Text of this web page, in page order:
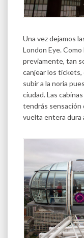
Una vez dejamos
London Eye.
previamente, tan
canjear los tickets,
subir a la noria
ciudad. Las
tendrás sensación
vuelta entera dura